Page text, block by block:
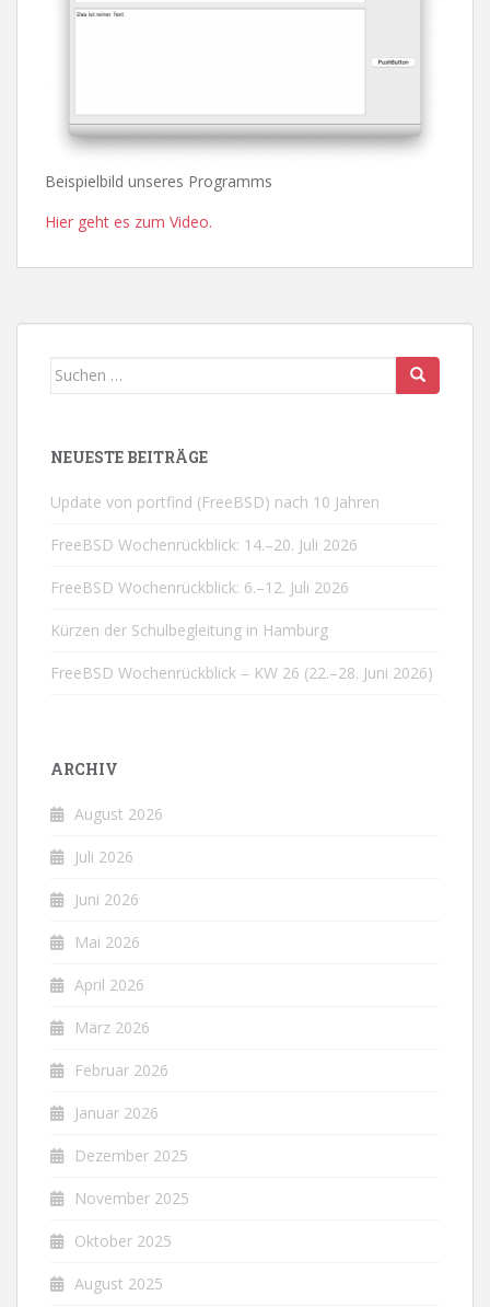
Beispielbild unseres Programms
Hier geht es zum Video.
Suchen
NEUESTE BEITRÄGE
Update von portfind (FreeBSD) nach 10 Jahren
FreeBSD Wochenrückblick: 14.–20. Juli 2026
FreeBSD Wochenrückblick: 6.–12. Juli 2026
Kürzen der Schulbegleitung in Hamburg
FreeBSD Wochenrückblick – KW 26 (22.–28. Juni 2026)
ARCHIV
August 2026
Juli 2026
Juni 2026
Mai 2026
April 2026
März 2026
Februar 2026
Januar 2026
Dezember 2025
November 2025
Oktober 2025
August 2025